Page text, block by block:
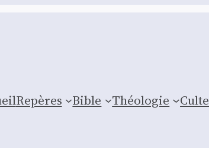
Repères Bible Théologie Culte